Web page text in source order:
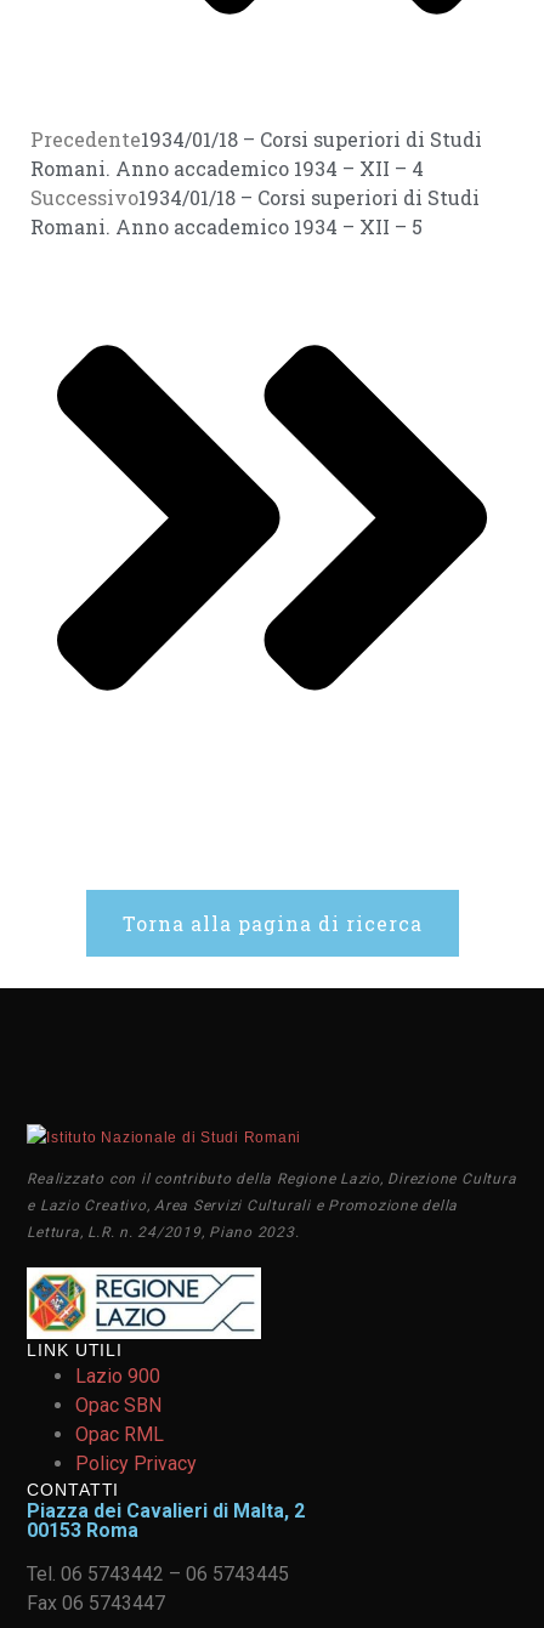
Precedente1934/01/18 – Corsi superiori di Studi
Romani. Anno accademico 1934 – XII – 4
Successivo1934/01/18 – Corsi superiori di Studi
Romani. Anno accademico 1934 – XII – 5
Torna alla pagina di ricerca
Realizzato con il contributo della Regione Lazio, Direzione Cultura
e Lazio Creativo, Area Servizi Culturali e Promozione della
Lettura, L.R. n. 24/2019, Piano 2023.
LINK UTILI
Lazio 900
Opac SBN
Opac RML
Policy Privacy
CONTATTI
Piazza dei Cavalieri di Malta, 2
00153 Roma
Tel. 06 5743442 – 06 5743445
Fax 06 5743447